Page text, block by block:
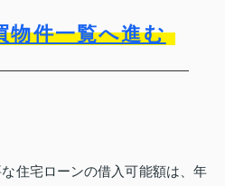
物件一覧へ進む
住宅ローンの借入可能額は、年